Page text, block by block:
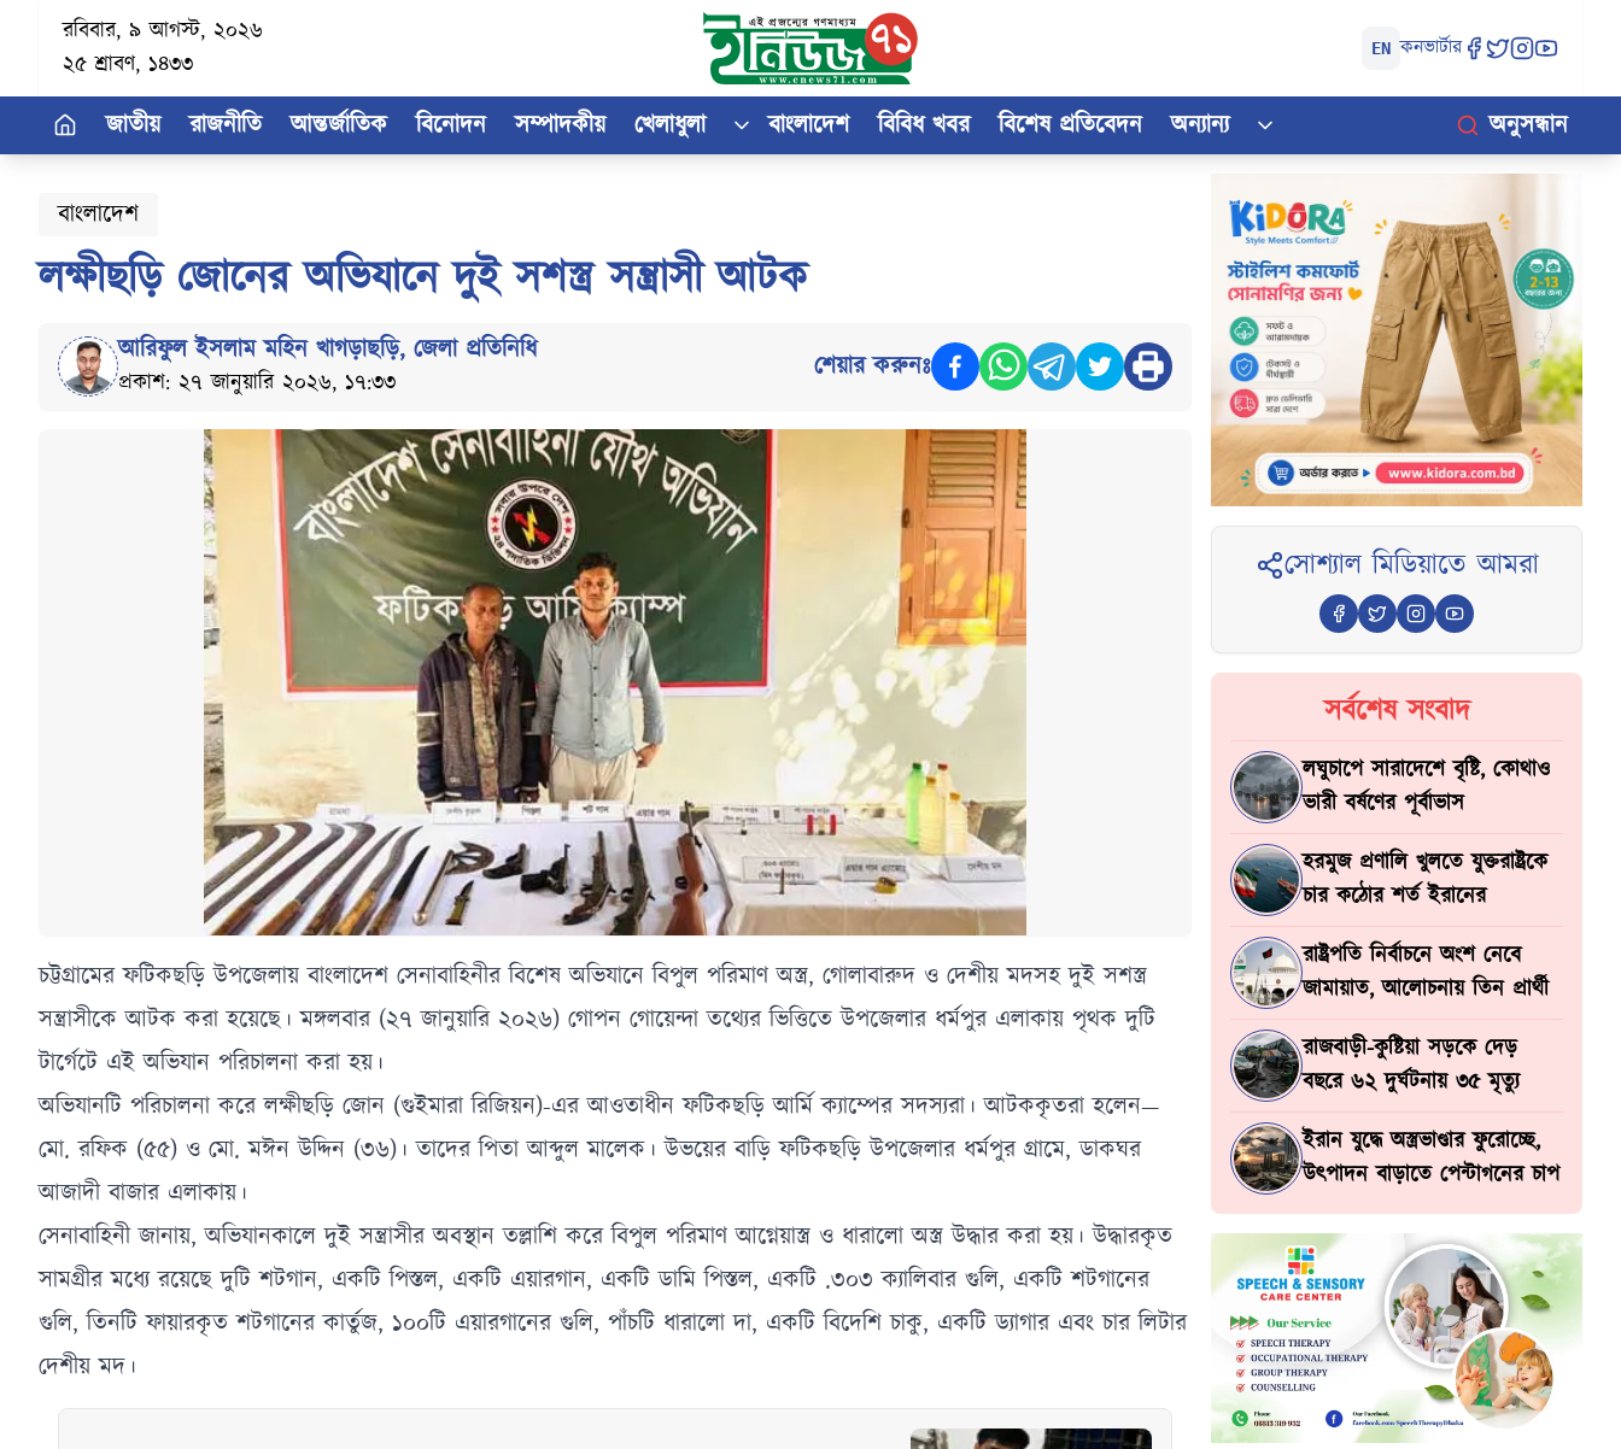
রবিবার, ৯ আগস্ট, ২০২৬
২৫ শ্রাবণ, ১৪৩৩
EN কনভার্টার
জাতীয় রাজনীতি আন্তর্জাতিক বিনোদন সম্পাদকীয় খেলাধুলা বাংলাদেশ বিবিধ খবর বিশেষ প্রতিবেদন অন্যান্য অনুসন্ধান
বাংলাদেশ
লক্ষীছড়ি জোনের অভিযানে দুই সশস্ত্র সন্ত্রাসী আটক
আরিফুল ইসলাম মহিন খাগড়াছড়ি, জেলা প্রতিনিধি
প্রকাশ: ২৭ জানুয়ারি ২০২৬, ১৭:৩৩ শেয়ার করুনঃ
চট্টগ্রামের ফটিকছড়ি উপজেলায় বাংলাদেশ সেনাবাহিনীর বিশেষ অভিযানে বিপুল পরিমাণ অস্ত্র, গোলাবারুদ ও দেশীয় মদসহ দুই সশস্ত্র
সন্ত্রাসীকে আটক করা হয়েছে। মঙ্গলবার (২৭ জানুয়ারি ২০২৬) গোপন গোয়েন্দা তথ্যের ভিত্তিতে উপজেলার ধর্মপুর এলাকায় পৃথক দুটি
টার্গেটে এই অভিযান পরিচালনা করা হয়।
অভিযানটি পরিচালনা করে লক্ষীছড়ি জোন (গুইমারা রিজিয়ন)-এর আওতাধীন ফটিকছড়ি আর্মি ক্যাম্পের সদস্যরা। আটককৃতরা হলেন—
মো. রফিক (৫৫) ও মো. মঈন উদ্দিন (৩৬)। তাদের পিতা আব্দুল মালেক। উভয়ের বাড়ি ফটিকছড়ি উপজেলার ধর্মপুর গ্রামে, ডাকঘর
আজাদী বাজার এলাকায়।
সেনাবাহিনী জানায়, অভিযানকালে দুই সন্ত্রাসীর অবস্থান তল্লাশি করে বিপুল পরিমাণ আগ্নেয়াস্ত্র ও ধারালো অস্ত্র উদ্ধার করা হয়। উদ্ধারকৃত
সামগ্রীর মধ্যে রয়েছে দুটি শটগান, একটি পিস্তল, একটি এয়ারগান, একটি ডামি পিস্তল, একটি .৩০৩ ক্যালিবার গুলি, একটি শটগানের
গুলি, তিনটি ফায়ারকৃত শটগানের কার্তুজ, ১০০টি এয়ারগানের গুলি, পাঁচটি ধারালো দা, একটি বিদেশি চাকু, একটি ড্যাগার এবং চার লিটার
দেশীয় মদ।
সোশ্যাল মিডিয়াতে আমরা
সর্বশেষ সংবাদ
লঘুচাপে সারাদেশে বৃষ্টি, কোথাও
ভারী বর্ষণের পূর্বাভাস
হরমুজ প্রণালি খুলতে যুক্তরাষ্ট্রকে
চার কঠোর শর্ত ইরানের
রাষ্ট্রপতি নির্বাচনে অংশ নেবে
জামায়াত, আলোচনায় তিন প্রার্থী
রাজবাড়ী-কুষ্টিয়া সড়কে দেড়
বছরে ৬২ দুর্ঘটনায় ৩৫ মৃত্যু
ইরান যুদ্ধে অস্ত্রভাণ্ডার ফুরোচ্ছে,
উৎপাদন বাড়াতে পেন্টাগনের চাপ